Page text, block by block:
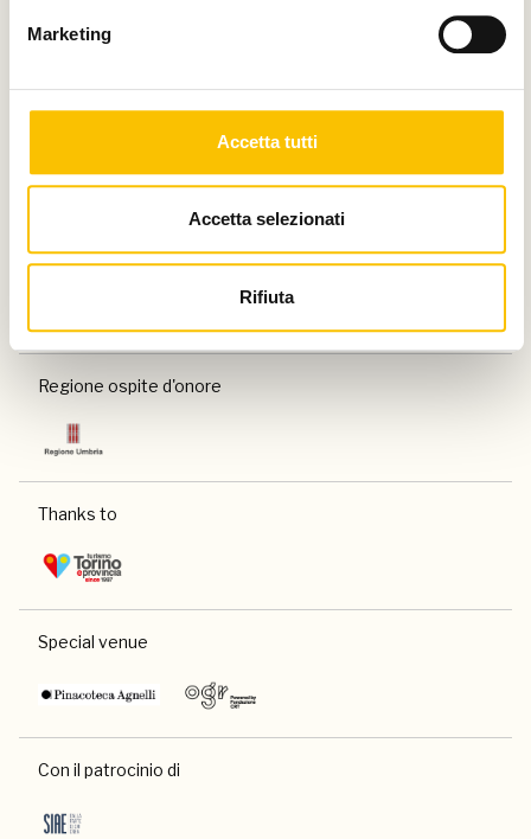
Marketing
Accetta tutti
Accetta selezionati
Rifiuta
Paese ospite d'onore
Regione ospite d'onore
Thanks to
Special venue
Con il patrocinio di